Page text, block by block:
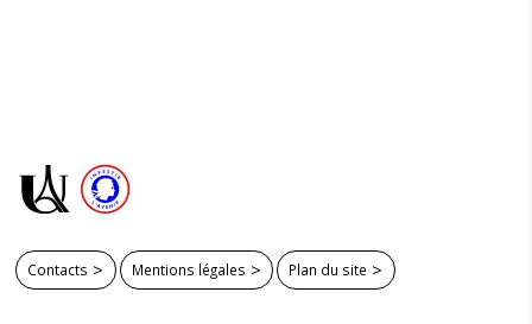
Contacts Mentions légales Plan du site